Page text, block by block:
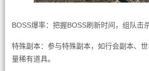
BOSS爆率：把握BOSS刷新时间，组队击
特殊副本：参与特殊副本，如行会副本、
量稀有道具。